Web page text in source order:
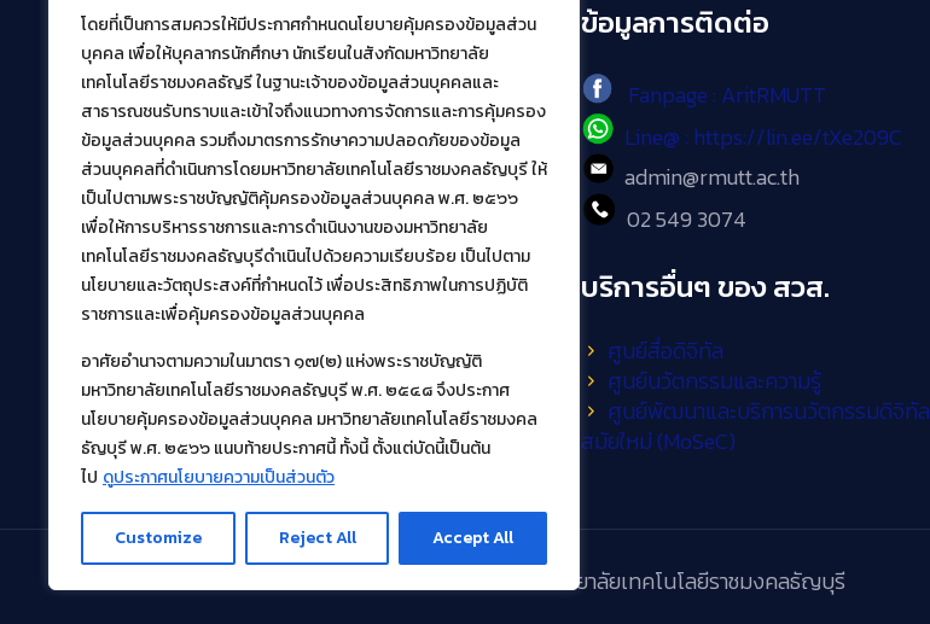
โดยที่เป็นการสมควรให้มีประกาศกำหนดนโยบายคุ้มครองข้อมูลส่วน
บุคคล เพื่อให้บุคลากรนักศึกษา นักเรียนในสังกัดมหาวิทยาลัย
เทคโนโลยีราชมงคลธัญรี ในฐานะเจ้าของข้อมูลส่วนบุคคลและ
สาธารณชนรับทราบและเข้าใจถึงแนวทางการจัดการและการคุ้มครอง
ข้อมูลส่วนบุคคล รวมถึงมาตรการรักษาความปลอดภัยของข้อมูล
ส่วนบุคคลที่ดำเนินการโดยมหาวิทยาลัยเทคโนโลยีราชมงคลธัญบุรี ให้
เป็นไปตามพระราชบัญญัติคุ้มครองข้อมูลส่วนบุคคล พ.ศ. ๒๕๖๖
เพื่อให้การบริหารราชการและการดำเนินงานของมหาวิทยาลัย
เทคโนโลยีราชมงคลธัญบุรีดำเนินไปด้วยความเรียบร้อย เป็นไปตาม
นโยบายและวัตถุประสงค์ที่กำหนดไว้ เพื่อประสิทธิภาพในการปฏิบัติ
ราชการและเพื่อคุ้มครองข้อมูลส่วนบุคคล
อาศัยอำนาจตามความในมาตรา ๑๗(๒) แห่งพระราชบัญญัติ
มหาวิทยาลัยเทคโนโลยีราชมงคลธัญบุรี พ.ศ. ๒๕๔๘ จึงประกาศ
นโยบายคุ้มครองข้อมูลส่วนบุคคล มหาวิทยาลัยเทคโนโลยีราชมงคล
ธัญบุรี พ.ศ. ๒๕๖๖ แนบท้ายประกาศนี้ ทั้งนี้ ตั้งแต่บัดนี้เป็นต้น
ไป ดูประกาศนโยบายความเป็นส่วนตัว
Customize Reject All Accept All
สำนักวิทยบริการและเทคโนโลยีสารสนเทศ
มหาวิทยาลัยเทคโนโลยีราชมงคลธัญบุรี
39 หมู่ที่ 1 ตำบลคลองหก อำเภอคลองหลวง จังหวัด
ปทุมธานี 12120
เผยแพร่ข้อมูลโดย.บุคลากร สวส.
สร้างและพัฒนาโดย.
ฝ่ายพัฒนาและเผยแพร่ข้อมูลเว็บไซต์
ข้อมูลการติดต่อ
Fanpage : AritRMUTT
Line@ : https://lin.ee/tXe209C
admin@rmutt.ac.th
02 549 3074
บริการอื่นๆ ของ สวส.
ศูนย์สื่อดิจิทัล
ศูนย์นวัตกรรมและความรู้
ศูนย์พัฒนาและบริการนวัตกรรมดิจิทัล
สมัยใหม่ (MoSeC)
© 2021 สำนักวิทยบริการและเทคโนโลยีสารสนเทศ มหาวิทยาลัยเทคโนโลยีราชมงคลธัญบุรี